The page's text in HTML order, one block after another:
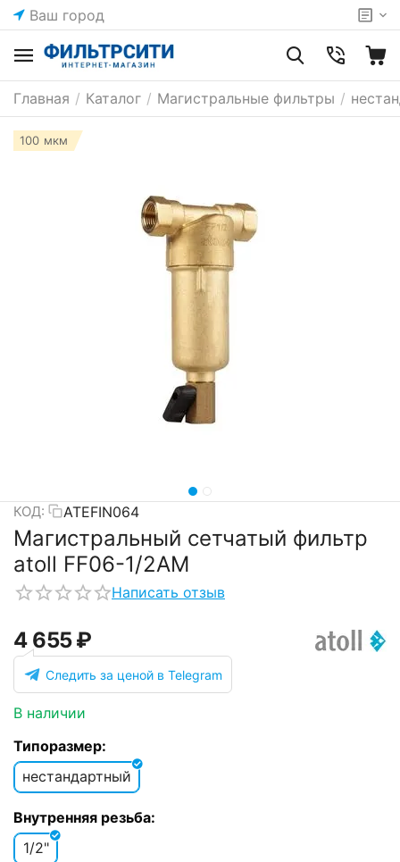
Ваш город
Главная / Каталог / Магистральные фильтры /
100 мкм
КОД: ATEFIN064
Магистральный сетчатый фильтр
atoll FF06-1/2AM
Написать отзыв
4 655₽
Следить за ценой в Telegram
В наличии
Типоразмер:
нестандартный
Внутренняя резьба:
1/2"